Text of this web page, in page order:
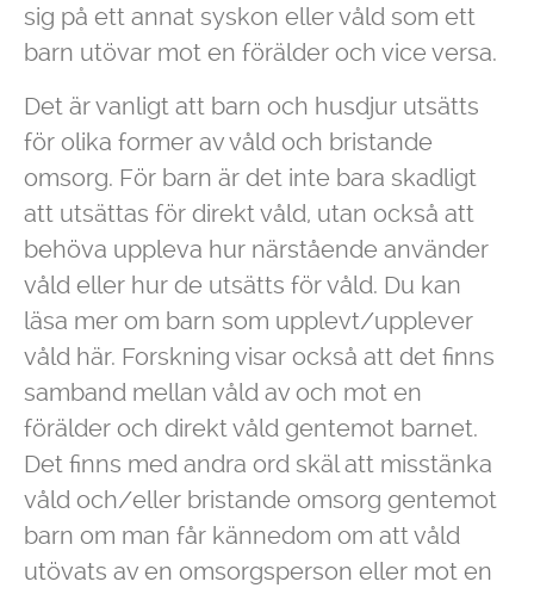
sig på ett annat syskon eller våld som ett
barn utövar mot en förälder och vice versa.
Det är vanligt att barn och husdjur utsätts
för olika former av våld och bristande
omsorg. För barn är det inte bara skadligt
att utsättas för direkt våld, utan också att
behöva uppleva hur närstående använder
våld eller hur de utsätts för våld. Du kan
läsa mer om barn som upplevt/upplever
våld här. Forskning visar också att det finns
samband mellan våld av och mot en
förälder och direkt våld gentemot barnet.
Det finns med andra ord skäl att misstänka
våld och/eller bristande omsorg gentemot
barn om man får kännedom om att våld
utövats av en omsorgsperson eller mot en